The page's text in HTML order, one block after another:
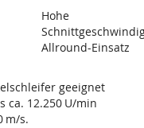
Hohe
Allround-Einsatz
geeignet
ca. 12.250 U/min
m/s.